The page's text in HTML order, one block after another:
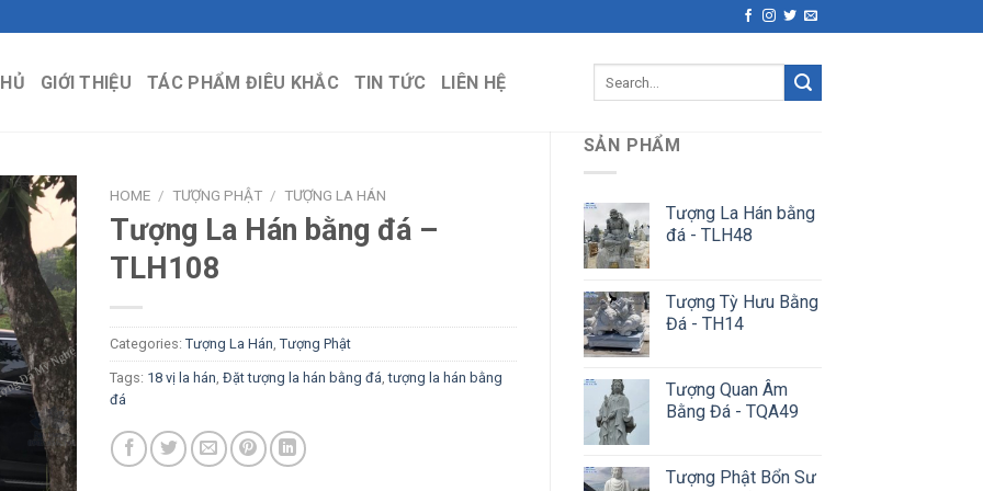
GIỚI THIỆU TÁC PHẨM ĐIÊU KHẮC TIN TỨC LIÊN HỆ
SẢN PHẨM
Tượng La Hán bằng
đá - TLH48
Tượng Tỳ Hưu Bằng
Đá - TH14
Tượng Quan Âm
Bằng Đá - TQA49
Tượng Phật Bổn Sư
HOME / TƯỢNG PHẬT / TƯỢNG LA HÁN
Tượng La Hán bằng đá –
TLH108
Categories: Tượng La Hán Tượng Phật
Tags: 18 vị la hán Đặt tượng la hán bằng đá ,tượng la hán bằng
đá